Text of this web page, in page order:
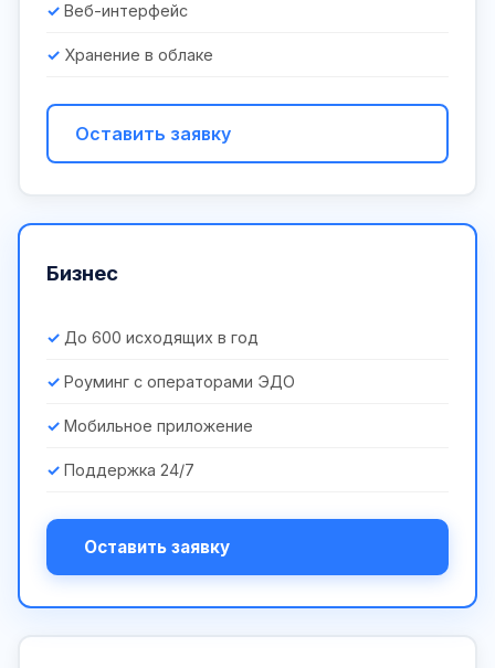
Веб-интерфейс
Хранение в облаке
Оставить заявку
Бизнес
До 600 исходящих в год
Роуминг с операторами ЭДО
Мобильное приложение
Поддержка 24/7
Оставить заявку